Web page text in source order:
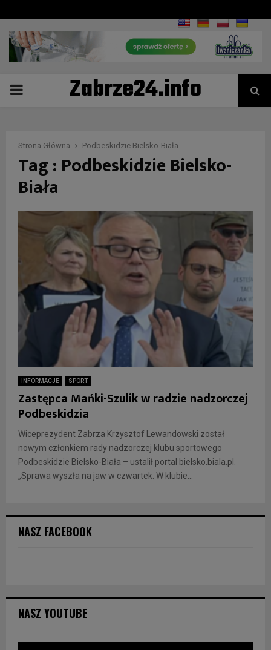
PRIMARYZabrze24.info
Strona Główna Podbeskidzie Bielsko-Biała
Tag : Podbeskidzie Bielsko-
Biała
INFORMACJE SPORT
Zastępca Mańki-Szulik w radzie nadzorczej
Podbeskidzia
Wiceprezydent Zabrza Krzysztof Lewandowski został
nowym członkiem rady nadzorczej klubu sportowego
Podbeskidzie Bielsko-Biała – ustalił portal bielsko.biala.pl.
„Sprawa wyszła na jaw w czwartek. W klubie...
NASZ FACEBOOK
NASZ YOUTUBE